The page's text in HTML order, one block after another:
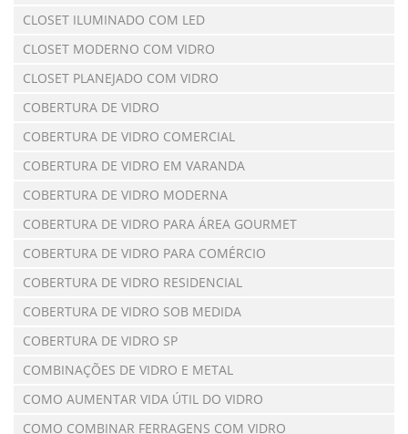
CLOSET ILUMINADO COM LED
CLOSET MODERNO COM VIDRO
CLOSET PLANEJADO COM VIDRO
COBERTURA DE VIDRO
COBERTURA DE VIDRO COMERCIAL
COBERTURA DE VIDRO EM VARANDA
COBERTURA DE VIDRO MODERNA
COBERTURA DE VIDRO PARA ÁREA GOURMET
COBERTURA DE VIDRO PARA COMÉRCIO
COBERTURA DE VIDRO RESIDENCIAL
COBERTURA DE VIDRO SOB MEDIDA
COBERTURA DE VIDRO SP
COMBINAÇÕES DE VIDRO E METAL
COMO AUMENTAR VIDA ÚTIL DO VIDRO
COMO COMBINAR FERRAGENS COM VIDRO